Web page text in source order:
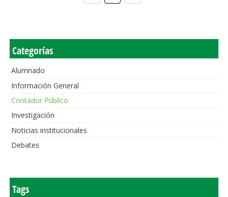
Categorías
Alumnado
Información General
Contador Público
Investigación
Noticias institucionales
Debates
Tags